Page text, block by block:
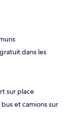
dans les
sur place
et camions sur